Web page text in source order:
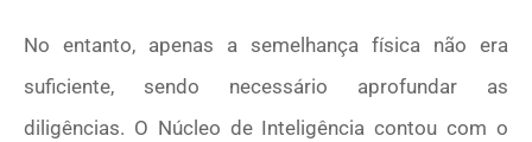
No entanto, apenas a semelhança física não era
suficiente, sendo necessário aprofundar as
diligências. O Núcleo de Inteligência contou com o